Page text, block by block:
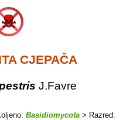
CJEPAČA
J.Favre
Basidiomycota > Razred: